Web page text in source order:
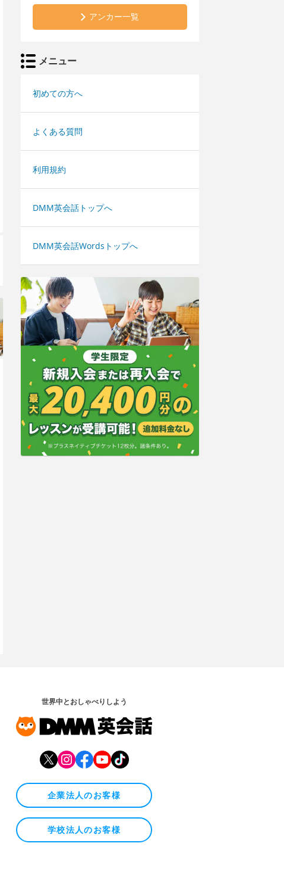
アンカー一覧
メニュー
初めての方へ
よくある質問
利用規約
DMM英会話トップへ
DMM英会話Wordsトップへ
世界中とおしゃべりしよう
企業法人のお客様
学校法人のお客様